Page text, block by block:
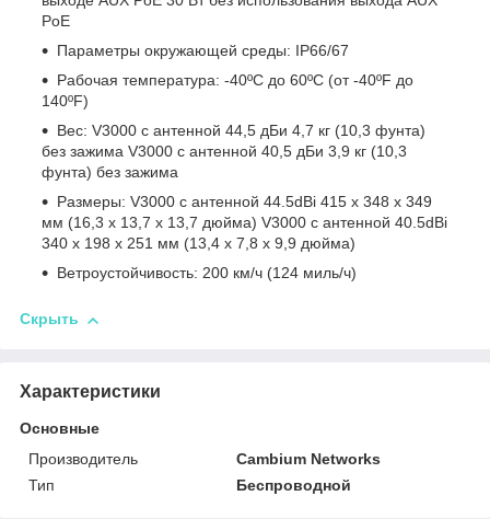
PoE
Параметры окружающей среды: IP66/67
Рабочая температура: -40ºC до 60ºC (от -40ºF до
140ºF)
Вес: V3000 с антенной 44,5 дБи 4,7 кг (10,3 фунта)
без зажима V3000 с антенной 40,5 дБи 3,9 кг (10,3
фунта) без зажима
Размеры: V3000 с антенной 44.5dBi 415 x 348 x 349
мм (16,3 x 13,7 x 13,7 дюйма) V3000 с антенной 40.5dBi
340 x 198 x 251 мм (13,4 x 7,8 x 9,9 дюйма)
Ветроустойчивость: 200 км/ч (124 миль/ч)
Скрыть
Характеристики
Основные
Производитель
Cambium Networks
Тип
Беспроводной